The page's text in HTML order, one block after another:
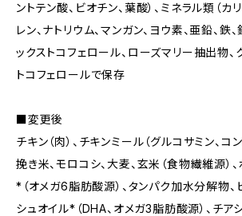
ントテン酸、ビオチン、葉酸）、ミネラル類（カ
レン、ナトリウム、マンガン、ヨウ素、亜鉛、鉄
ックストコフェロール、ローズマリー抽出物、
トコフェロールで保存
■変更後
チキン（肉）、チキンミール（グルコサミン、コ
挽き米、モロコシ、大麦、玄米（食物繊維源）
*（オメガ6脂肪酸源）、タンパク加水分解物、
シュオイル*（DHA、オメガ3脂肪酸源）、チア